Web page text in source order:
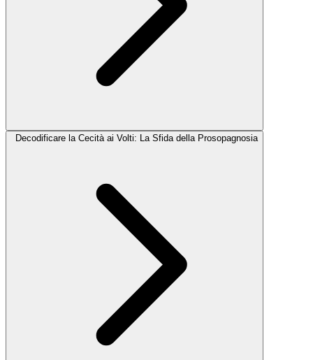
Decodificare la Cecità ai Volti: La Sfida della Prosopagnosia